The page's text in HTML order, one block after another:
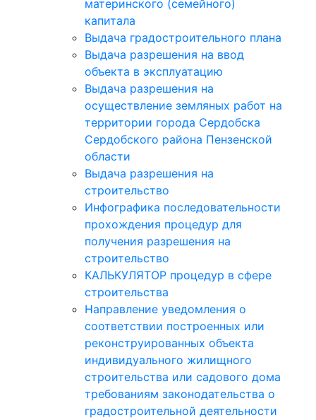
материнского (семейного)
капитала
Выдача градостроительного плана
Выдача разрешения на ввод
объекта в эксплуатацию
Выдача разрешения на
осуществление земляных работ на
территории города Сердобска
Сердобского района Пензенской
области
Выдача разрешения на
строительство
Инфографика последовательности
прохождения процедур для
получения разрешения на
строительство
КАЛЬКУЛЯТОР процедур в сфере
строительства
Направление уведомления о
соответствии построенных или
реконструированных объекта
индивидуального жилищного
строительства или садового дома
требованиям законодательства о
градостроительной деятельности